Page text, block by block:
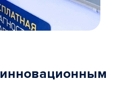
инновационным